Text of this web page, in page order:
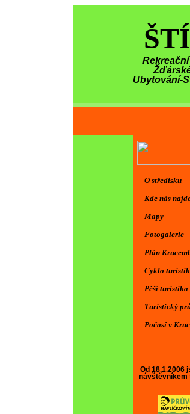
Ubytování-
Od 18.1.2006
návštěvníkem
O středisku
Kde nás
Mapy
Fotogalerie
Plán
Cyklo
Pěší turistika
Turistický
Počasí v